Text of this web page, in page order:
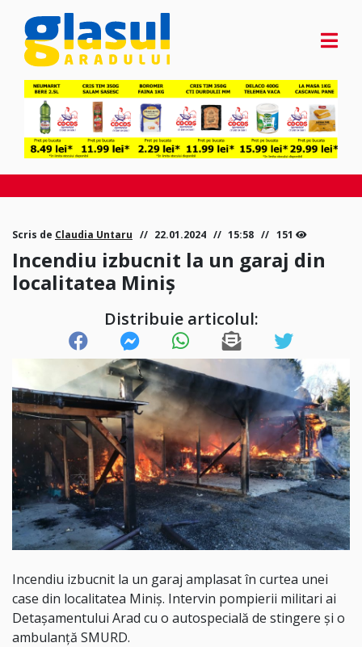
Scris de Claudia Untaru 22.01.2024 15:58 151
Incendiu izbucnit la un garaj din
localitatea Miniș
Distribuie articolul:
Incendiu izbucnit la un garaj amplasat în curtea unei
case din localitatea Miniș. Intervin pompierii militari ai
Detașamentului Arad cu o autospecială de stingere și o
ambulanță SMURD.